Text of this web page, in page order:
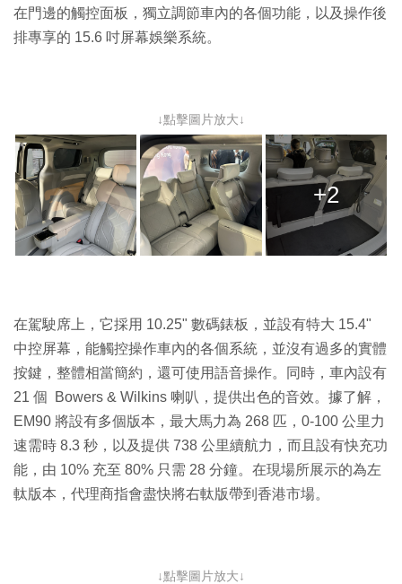
在門邊的觸控面板，獨立調節車內的各個功能，以及操作後
排專享的 15.6 吋屏幕娛樂系統。
↓點擊圖片放大↓
+2
在駕駛席上，它採用 10.25" 數碼錶板，並設有特大 15.4"
中控屏幕，能觸控操作車內的各個系統，並沒有過多的實體
按鍵，整體相當簡約，還可使用語音操作。同時，車內設有
21 個 Bowers & Wilkins 喇叭，提供出色的音效。據了解，
EM90 將設有多個版本，最大馬力為 268 匹，0-100 公里力
速需時 8.3 秒，以及提供 738 公里續航力，而且設有快充功
能，由 10% 充至 80% 只需 28 分鐘。在現場所展示的為左
軚版本，代理商指會盡快將右軚版帶到香港市場。
↓點擊圖片放大↓